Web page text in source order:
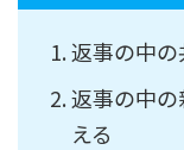
返事の中
返事の中
える